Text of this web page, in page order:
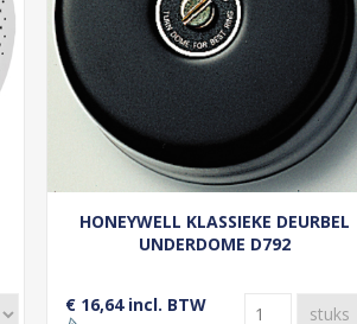
HONEYWELL KLASSIEKE DEURBEL
UNDERDOME D792
€ 16,64 incl. BTW